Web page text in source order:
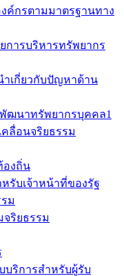
ค์กรตามมาตรฐานทาง
การบริหารทรัพยากร
ำเกี่ยวกับปัญหาด้าน
ฒนาทรัพยากรบุคคล1
ลื่อนจริยธรรม
องถิ่น
รับเจ้าหน้าที่ของรัฐ
ม
ริยธรรม
ริการสำหรับผู้รับ